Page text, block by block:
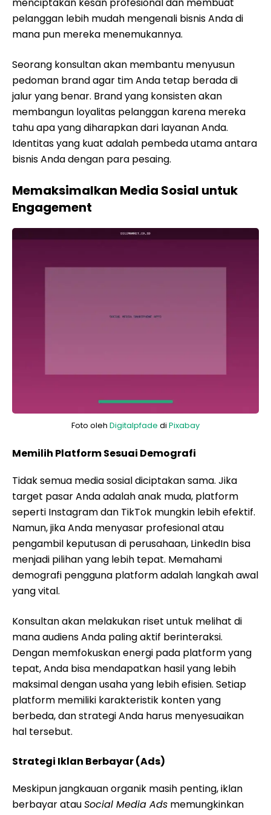
pelanggan lebih mudah mengenali bisnis Anda di
mana pun mereka menemukannya.
Seorang konsultan akan membantu menyusun
pedoman brand agar tim Anda tetap berada di
jalur yang benar. Brand yang konsisten akan
membangun loyalitas pelanggan karena mereka
tahu apa yang diharapkan dari layanan Anda.
Identitas yang kuat adalah pembeda utama antara
bisnis Anda dengan para pesaing.
Memaksimalkan Media Sosial untuk
Engagement
Foto oleh Digitalpfade di Pixabay
Memilih Platform Sesuai Demografi
Tidak semua media sosial diciptakan sama. Jika
target pasar Anda adalah anak muda, platform
seperti Instagram dan TikTok mungkin lebih efektif.
Namun, jika Anda menyasar profesional atau
pengambil keputusan di perusahaan, LinkedIn bisa
menjadi pilihan yang lebih tepat. Memahami
demografi pengguna platform adalah langkah awal
yang vital.
Konsultan akan melakukan riset untuk melihat di
mana audiens Anda paling aktif berinteraksi.
Dengan memfokuskan energi pada platform yang
tepat, Anda bisa mendapatkan hasil yang lebih
maksimal dengan usaha yang lebih efisien. Setiap
platform memiliki karakteristik konten yang
berbeda, dan strategi Anda harus menyesuaikan
hal tersebut.
Strategi Iklan Berbayar (Ads)
Meskipun jangkauan organik masih penting, iklan
berbayar atauSocial Media Ads memungkinkan